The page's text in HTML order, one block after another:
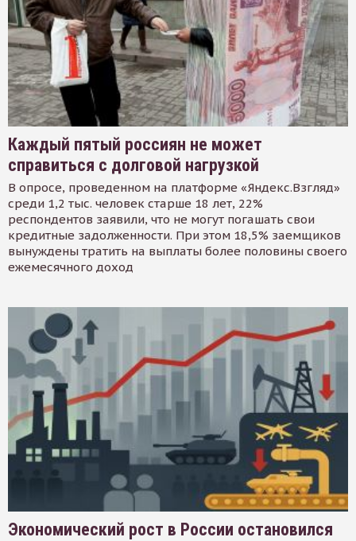
Каждый пятый россиян не может
справиться с долговой нагрузкой
В опросе, проведенном на платформе «Яндекс.Взгляд»
среди 1,2 тыс. человек старше 18 лет, 22%
респондентов заявили, что не могут погашать свои
кредитные задолженности. При этом 18,5% заемщиков
вынуждены тратить на выплаты более половины своего
ежемесячного доход
Экономический рост в России остановился